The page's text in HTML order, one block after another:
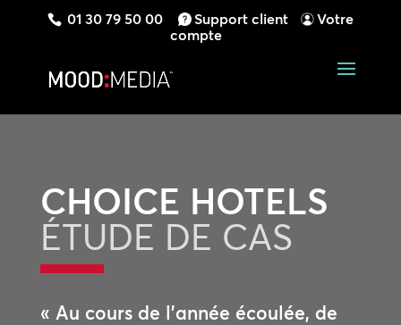
01 30 79 50 00 Support client
Votre
compte
CHOICE HOTELS
ÉTUDE DE CAS
« Au cours de l’année écoulée, de